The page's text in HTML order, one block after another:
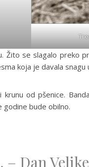
Žito se slagalo preko
koja je davala snagu
od pšenice.
godine bude obilno.
– Dan